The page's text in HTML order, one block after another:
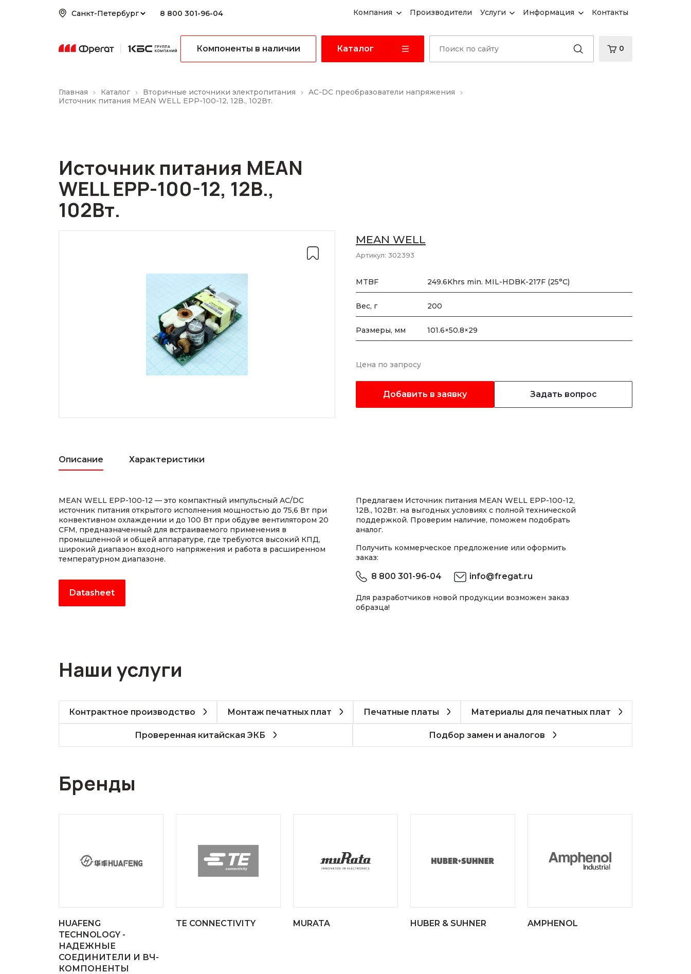
8 800 301-96-04 Компания Производители Услуги Информация Контакты
Компоненты в наличии Каталог 0
Главная Каталог Вторичные источники электропитания
AC-DC преобразователи напряжения
Источник питания MEAN WELL EPP-100-12, 12В., 102Вт.
Источник питания MEAN
WELL EPP-100-12, 12В.,
102Вт.
MEAN WELL
Артикул: 302393
MTBF 249.6Khrs min. MIL-HDBK-217F (25°C)
Вес, г 200
Размеры, мм 101.6×50.8×29
Цена по запросу
Добавить в заявку Задать вопрос
Описание Характеристики
MEAN WELL EPP-100-12 — это компактный импульсный AC/DC
источник питания открытого исполнения мощностью до 75,6 Вт при
конвективном охлаждении и до 100 Вт при обдуве вентилятором 20
CFM, предназначенный для встраиваемого применения в
промышленной и общей аппаратуре, где требуются высокий КПД,
широкий диапазон входного напряжения и работа в расширенном
температурном диапазоне.
Datasheet
Предлагаем Источник питания MEAN WELL EPP-100-12,
12В., 102Вт. на выгодных условиях с полной технической
поддержкой. Проверим наличие, поможем подобрать
аналог.
Получить коммерческое предложение или оформить
заказ:
8 800 301-96-04 info@fregat.ru
Для разработчиков новой продукции возможен заказ
образца!
Наши услуги
Контрактное производство Монтаж печатных плат Печатные платы Материалы для печатных плат
Проверенная китайская ЭКБ Подбор замен и аналогов
Бренды
HUAFENG
TECHNOLOGY -
НАДЕЖНЫЕ
СОЕДИНИТЕЛИ И ВЧ-
КОМПОНЕНТЫ
TE CONNECTIVITY MURATA HUBER & SUHNER AMPHENOL